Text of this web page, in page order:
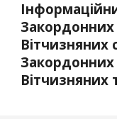
Закордонних
Вітчизняних
Закордонних
Вітчизняних